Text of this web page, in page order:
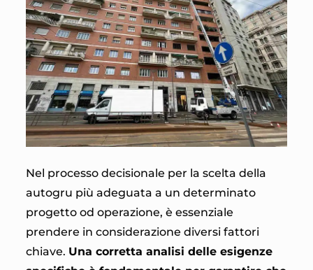
Nel processo decisionale per la scelta della
autogru più adeguata a un determinato
progetto od operazione, è essenziale
prendere in considerazione diversi fattori
chiave. Una corretta analisi delle esigenze